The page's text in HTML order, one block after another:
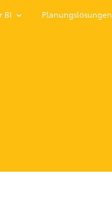
BI Planungslösungen